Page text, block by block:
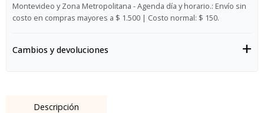
Montevideo y Zona Metropolitana - Agenda día y horario.: Envío sin
costo en compras mayores a $ 1.500 | Costo normal: $ 150.
Cambios y devoluciones
Descripción